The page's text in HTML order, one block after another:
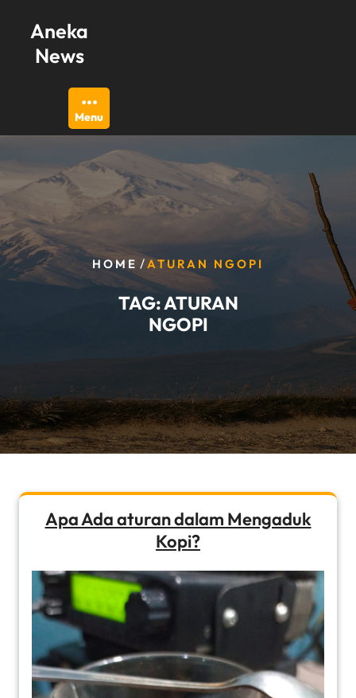
content
Aneka
News
Menu
HOME /ATURAN NGOPI
TAG:ATURAN
NGOPI
Apa Ada aturan dalam Mengaduk
Kopi?